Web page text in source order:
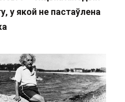
у якой не пастаўлена